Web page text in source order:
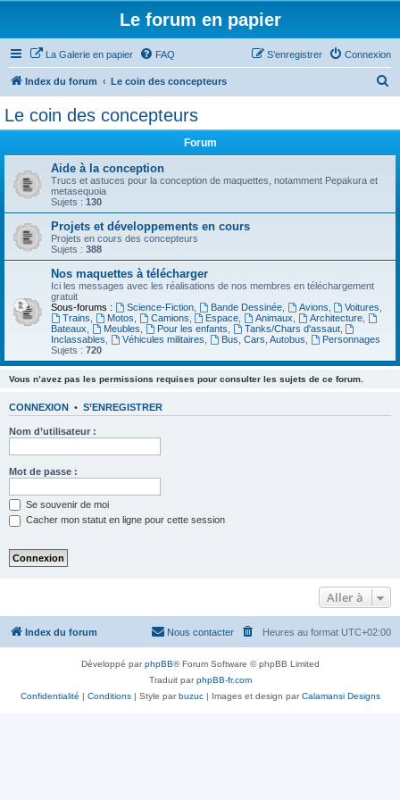
Le forum en papier
La Galerie en papier FAQ Connexion
S’enregistrer
Index du forum Le coin des concepteurs
Le coin des concepteurs
Forum
Aide à la conception
Trucs et astuces pour la conception de maquettes, notamment Pepakura et
metasequoia
Sujets : 130
Projets et développements en cours
Projets en cours des concepteurs
Sujets : 388
Nos maquettes à télécharger
Ici les messages avec les réalisations de nos membres en téléchargement
gratuit
Sous-forums :
Science-Fiction, Bande Dessinée, Avions Voitures
Trains
Motos Camions Espace Animaux Architecture
Bateaux
Meubles Pour les enfants Tanks/Chars d'assaut,
Inclassables
Véhicules militaires Bus, Cars, Autobus
Personnages
Sujets : 720
Vous n’avez pas les permissions requises pour consulter les sujets de ce forum.
CONNEXION • S’ENREGISTRER
Nom d’utilisateur :
Mot de passe :
Se souvenir de moi
Cacher mon statut en ligne pour cette session
Aller à
Index du forum Heures au format UTC+02:00
Nous contacter
Développé parphpBB® Forum Software © phpBB Limited
Traduit parphpBB-fr.com
Confidentialité | Conditions| Style parbuzuc| Images et design parCalamansi Designs